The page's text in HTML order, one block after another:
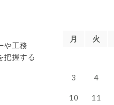
や工務
把握する
月 火
3 4
10 11